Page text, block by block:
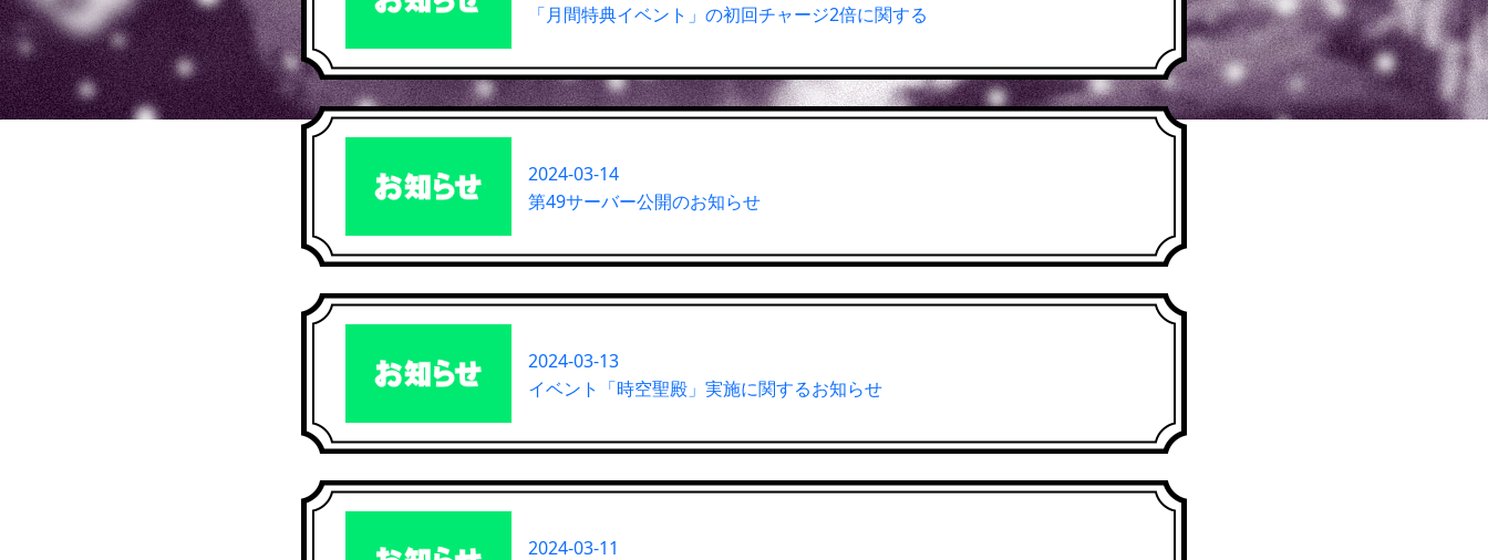
「月間特典イベント」の初回チャージ2倍に関する
2024-03-14
第49サーバー公開のお知らせ
2024-03-13
イベント「時空聖殿」実施に関するお知らせ
2024-03-11